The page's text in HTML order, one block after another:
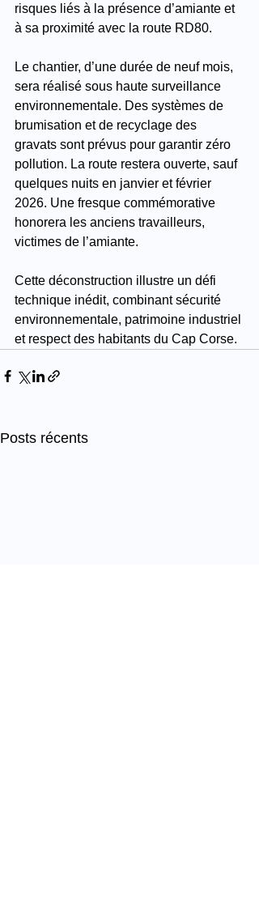
risques liés à la présence d’amiante et
à sa proximité avec la route RD80.
Le chantier, d’une durée de neuf mois,
sera réalisé sous haute surveillance
environnementale. Des systèmes de
brumisation et de recyclage des
gravats sont prévus pour garantir zéro
pollution. La route restera ouverte, sauf
quelques nuits en janvier et février
2026. Une fresque commémorative
honorera les anciens travailleurs,
victimes de l’amiante.
Cette déconstruction illustre un défi
technique inédit, combinant sécurité
environnementale, patrimoine industriel
et respect des habitants du Cap Corse.
Posts récents